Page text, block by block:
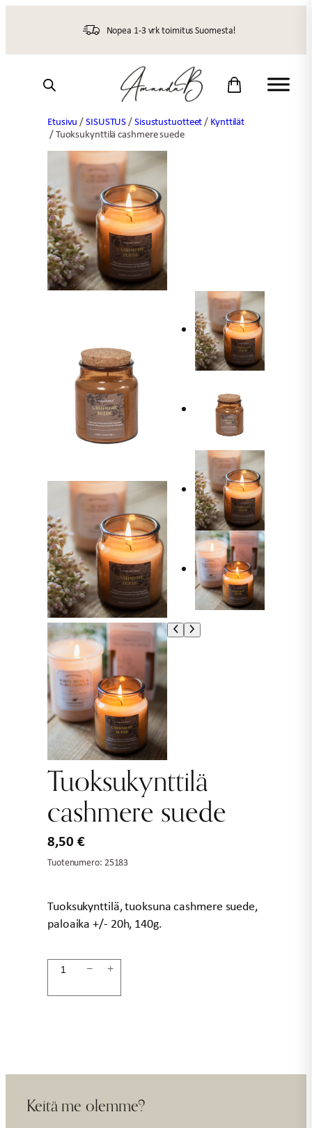
Nopea 1-3 vrk toimitus Suomesta!
Etusivu /SISUSTUS/Sisustustuotteet/ Kynttilät
/ Tuoksukynttilä cashmere suede
Tuoksukynttilä
cashmere suede
8,50 €
Tuotenumero: 25183
Tuoksukynttilä, tuoksuna cashmere suede,
paloaika +/- 20h, 140g.
Tuoksukynttilä
− +
Keitä me olemme?